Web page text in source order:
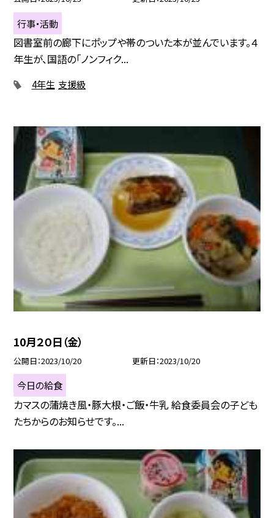
行事・活動
図書室前の廊下にポップや帯のついた本が並んでいます。４
年生が、国語の「ノンフィク...
4年生 支援級
10月２０日（金）
公開日 2023/10/20 更新日 2023/10/20
今日の給食
カマスの蒲焼き風・豚大根・ご飯・牛乳 給食委員会の子ども
たちからのお知らせです。...